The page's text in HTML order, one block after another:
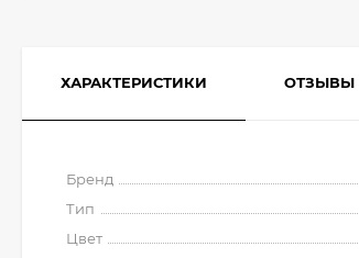
ХАРАКТЕРИСТИКИ ОТЗЫВЫ
Бренд
Тип
Цвет